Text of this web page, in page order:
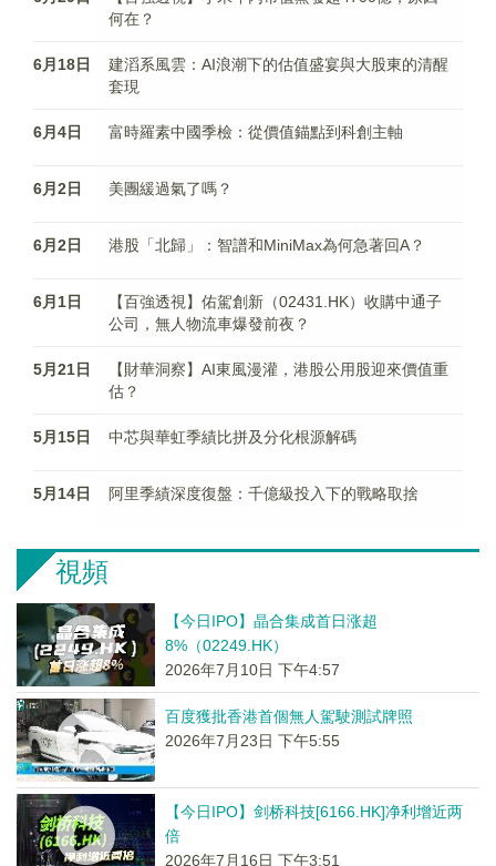
何在？
6月18日
建滔系風雲：AI浪潮下的估值盛宴與大股東的清醒
套現
6月4日 富時羅素中國季檢：從價值錨點到科創主軸
6月2日 美團緩過氣了嗎？
6月2日 港股「北歸」：智譜和MiniMax為何急著回A？
6月1日
【百強透視】佑駕創新（02431.HK）收購中通子
公司，無人物流車爆發前夜？
5月21日
【財華洞察】AI東風漫灌，港股公用股迎來價值重
估？
5月15日 中芯與華虹季績比拼及分化根源解碼
5月14日 阿里季績深度復盤：千億級投入下的戰略取捨
視頻
【今日IPO】晶合集成首日涨超
8%（02249.HK）
2026年7月10日 下午4:57
百度獲批香港首個無人駕駛測試牌照
2026年7月23日 下午5:55
【今日IPO】剑桥科技[6166.HK]净利增近两
倍
2026年7月16日 下午3:51